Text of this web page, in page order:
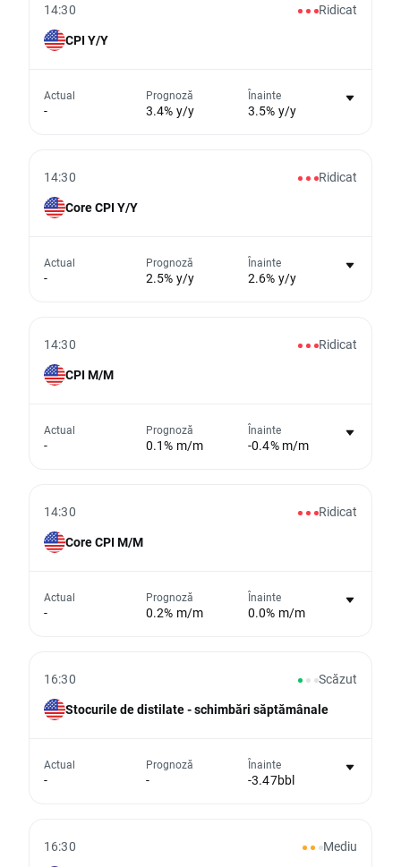
Nu există niciun grafic pentru acest
eveniment
14:30
Ridicat
CPI Y/Y
Actual
-
Prognoză
3.4% y/y
Înainte
3.5% y/y
Nu există niciun grafic pentru acest
eveniment
14:30
Ridicat
Core CPI Y/Y
Actual
-
Prognoză
2.5% y/y
Înainte
2.6% y/y
Nu există niciun grafic pentru acest
eveniment
14:30
Ridicat
CPI M/M
Actual
-
Prognoză
0.1% m/m
Înainte
-0.4% m/m
Nu există niciun grafic pentru acest
eveniment
14:30
Ridicat
Core CPI M/M
Actual
-
Prognoză
0.2% m/m
Înainte
0.0% m/m
Nu există niciun grafic pentru acest
16:30
Scăzut
Stocurile de distilate - schimbări săptămânale
Actual
-
Prognoză
-
Înainte
-3.47bbl
16:30
Mediu